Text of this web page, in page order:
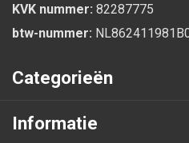
KVK nummer: 82287775
btw-nummer:
Categorieën
Informatie